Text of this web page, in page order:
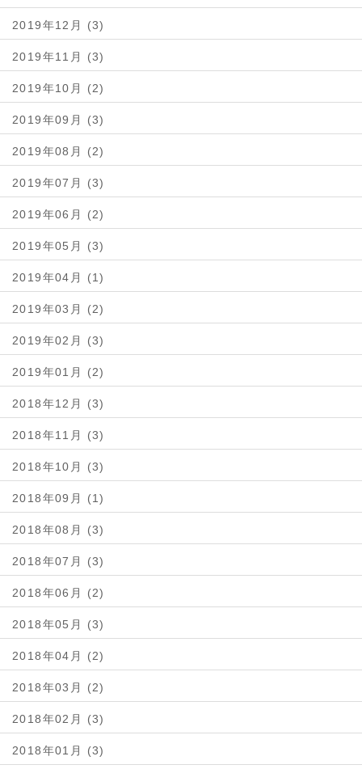
2019年12月 (3)
2019年11月 (3)
2019年10月 (2)
2019年09月 (3)
2019年08月 (2)
2019年07月 (3)
2019年06月 (2)
2019年05月 (3)
2019年04月 (1)
2019年03月 (2)
2019年02月 (3)
2019年01月 (2)
2018年12月 (3)
2018年11月 (3)
2018年10月 (3)
2018年09月 (1)
2018年08月 (3)
2018年07月 (3)
2018年06月 (2)
2018年05月 (3)
2018年04月 (2)
2018年03月 (2)
2018年02月 (3)
2018年01月 (3)